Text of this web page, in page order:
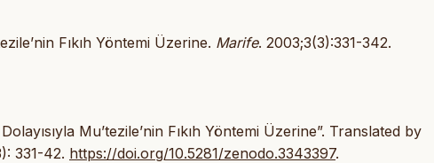
Fıkıh Yöntemi Üzerine. Marife. 2003;3(3):331-342.
Mu’tezile’nin Fıkıh Yöntemi Üzerine”. Translated by
331-42. https://doi.org/10.5281/zenodo.3343397.